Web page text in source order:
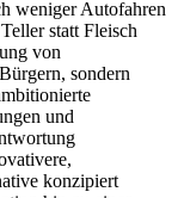
weniger Autofahren
statt Fleisch
von
sondern
und
konzipiert